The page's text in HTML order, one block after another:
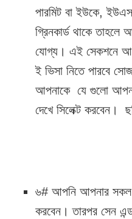
পারমিট বা ইউকে,
গ্রিনকার্ড থাকে তাহলে
যোগ্য। এই সেকশনে
ই ভিসা নিতে পারবে
আপনাকে যে গুলো
দেখে সিলেক্ট করবেন।
৬# আপনি আপনার সকল
করবেন। তারপর সেন